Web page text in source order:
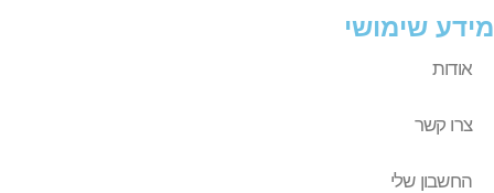
שימושי
אודות
צרו קשר
החשבון שלי